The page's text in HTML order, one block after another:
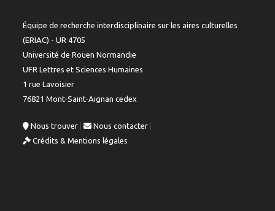
Équipe de recherche interdisciplinaire sur les aires culturelles
(ERIAC) - UR 4705
Université de Rouen Normandie
UFR Lettres et Sciences Humaines
1 rue Lavoisier
76821 Mont-Saint-Aignan cedex
Nous trouver | Nous contacter
Crédits & Mentions légales